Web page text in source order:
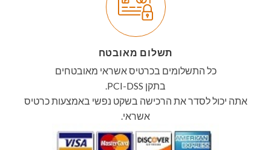
תשלום מאובטח
כל התשלומים בכרטיס אשראי מאובטחים
בתקן PCI-DSS.
אתה יכול לסדר את הרכישה בשקט נפשי באמצעות כרטיס
אשראי.